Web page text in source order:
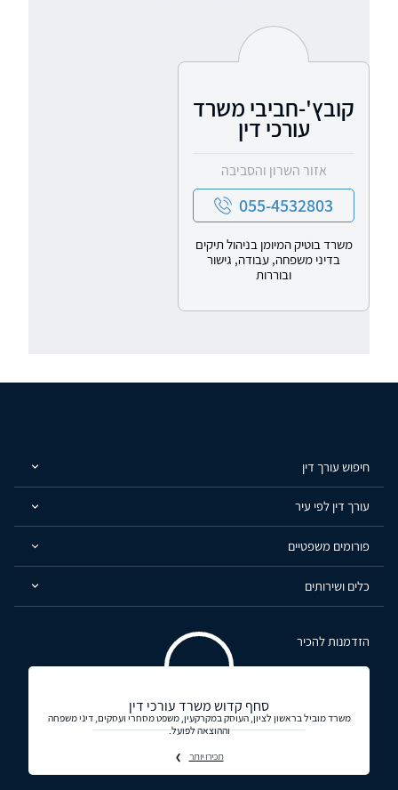
קובץ'-חביבי משרד
עורכי דין
אזור השרון והסביבה
055-4532803
משרד בוטיק המיומן בניהול תיקים
בדיני משפחה, עבודה, גישור
ובוררות
חיפוש עורך דין
עורך דין לפי עיר
פורומים משפטיים
כלים ושירותים
הזדמנות להכיר
סחף קדוש משרד עורכי דין
משרד מוביל בראשון לציון, העוסק במקרקעין, משפט מסחרי ועסקים, דיני משפחה
וההוצאה לפועל.
תכירו יותר